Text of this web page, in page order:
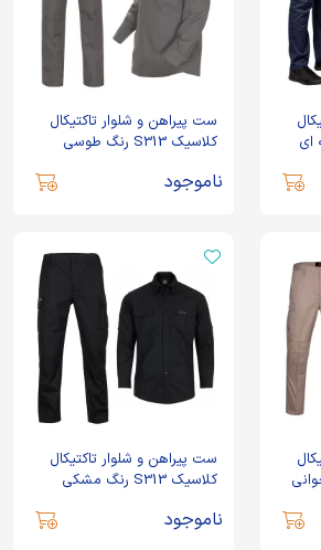
ست پیراهن و شلوار تاکتیکال
کلاسیک S313 رنگ طوسی
ناموجود
ست پیراهن و شلوار تاکتیکال
کلاسیک S313 رنگ مشکی
ناموجود